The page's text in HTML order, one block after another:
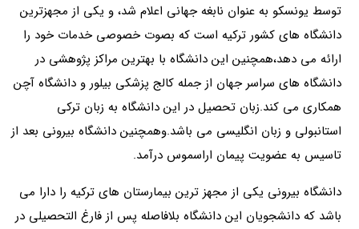
توسط یونسکو به عنوان نابغه جهانی اعلام شد، و یکی از مجهزترین
دانشگاه های کشور ترکیه است که بصوت خصوصی خدمات خود را
ارائه می دهد،همچنین این دانشگاه با بهترین مراکز پژوهشی در
دانشگاه های سراسر جهان از جمله کالج پزشکی بیلور و دانشگاه آچن
همکاری می کند.زبان تحصیل در این دانشگاه به زبان ترکی
استانبولی و زبان انگلیسی می باشد.وهمچنین دانشگاه بیرونی بعد از
تاسیس به عضویت پیمان اراسموس درآمد.
دانشگاه بیرونی یکی از مجهز ترین بیمارستان های ترکیه را دارا می
باشد که دانشجویان این دانشگاه بلافاصله پس از فارغ التحصیلی در